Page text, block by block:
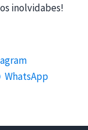
inolvidabes!
WhatsApp